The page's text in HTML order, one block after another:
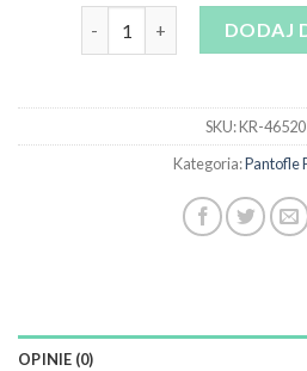
ilość pantofle psi patrol
DODAJ
SKU:KR-
Kategoria:Pantofle
OPINIE (0)